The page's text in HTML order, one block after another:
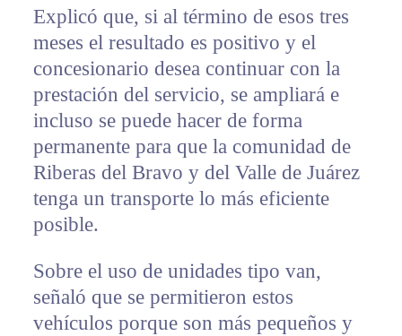
Explicó que, si al término de esos tres
meses el resultado es positivo y el
concesionario desea continuar con la
prestación del servicio, se ampliará e
incluso se puede hacer de forma
permanente para que la comunidad de
Riberas del Bravo y del Valle de Juárez
tenga un transporte lo más eficiente
posible.
Sobre el uso de unidades tipo van,
señaló que se permitieron estos
vehículos porque son más pequeños y